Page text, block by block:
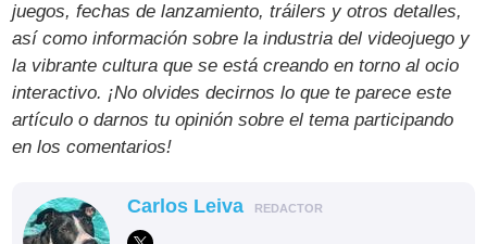
juegos, fechas de lanzamiento, tráilers y otros detalles,
así como información sobre la industria del videojuego y
la vibrante cultura que se está creando en torno al ocio
interactivo. ¡No olvides decirnos lo que te parece este
artículo o darnos tu opinión sobre el tema participando
en los comentarios!
Carlos Leiva REDACTOR